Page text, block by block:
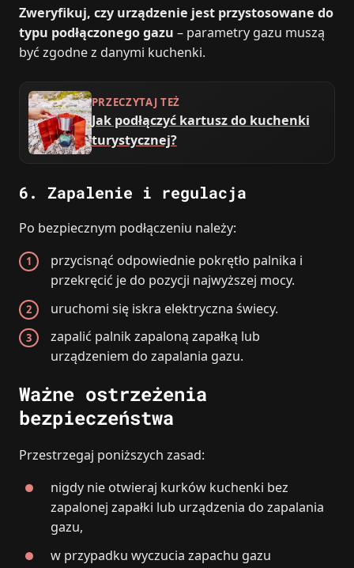
Zweryfikuj, czy urządzenie jest przystosowane do
typu podłączonego gazu – parametry gazu muszą
być zgodne z danymi kuchenki.
PRZECZYTAJ TEŻ
Jak podłączyć kartusz do kuchenki
turystycznej?
6. Zapalenie i regulacja
Po bezpiecznym podłączeniu należy:
przycisnąć odpowiednie pokrętło palnika i
przekręcić je do pozycji najwyższej mocy.
uruchomi się iskra elektryczna świecy.
zapalić palnik zapaloną zapałką lub
urządzeniem do zapalania gazu.
Ważne ostrzeżenia
bezpieczeństwa
Przestrzegaj poniższych zasad:
nigdy nie otwieraj kurków kuchenki bez
zapalonej zapałki lub urządzenia do zapalania
gazu,
w przypadku wyczucia zapachu gazu